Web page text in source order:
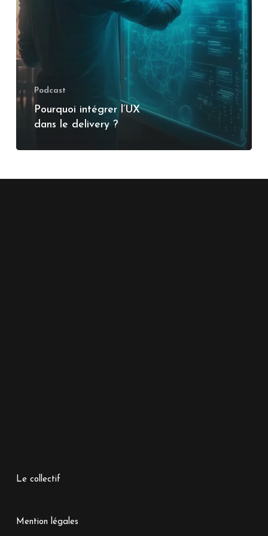
Podcast
Pourquoi intégrer l’UX
dans le delivery ?
Le collectif
Mention légales